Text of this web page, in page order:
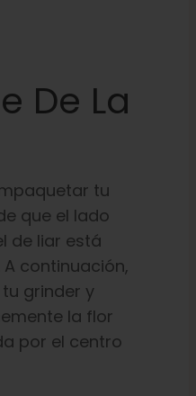
De La
tu
que el lado
de liar está
continuación,
grinder y
la flor
por el centro